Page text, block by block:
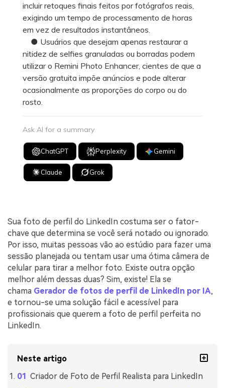
incluir retoques finais feitos por fotógrafos reais,
exigindo um tempo de processamento de horas
em vez de resultados instantâneos.
● Usuários que desejam apenas restaurar a
nitidez de selfies granuladas ou borradas podem
utilizar o Remini Photo Enhancer, cientes de que a
versão gratuita impõe anúncios e pode alterar
ocasionalmente as proporções do corpo ou do
rosto.
Ask AI for a summary
ChatGPT Perplexity Gemini
Claude Grok
Sua foto de perfil do LinkedIn costuma ser o fator-
chave que determina se você será notado ou ignorado.
Por isso, muitas pessoas vão ao estúdio para fazer uma
sessão planejada ou tentam usar uma ótima câmera de
celular para tirar a melhor foto. Existe outra opção
melhor além dessas duas? Sim, existe! Ela se
chama Gerador de fotos de perfil de LinkedIn por IA,
e tornou-se uma solução fácil e acessível para
profissionais que querem a foto de perfil perfeita no
LinkedIn.
Neste artigo
Criador de Foto de Perfil Realista para LinkedIn